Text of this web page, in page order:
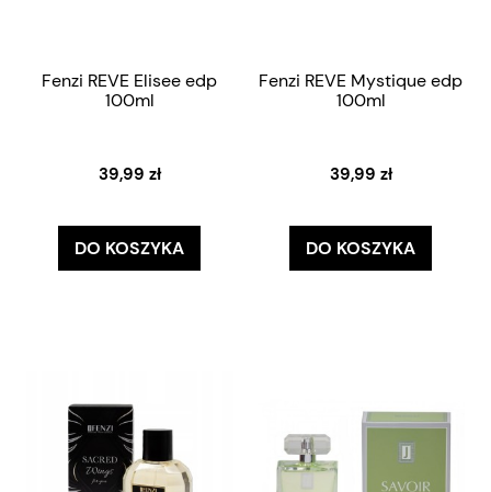
Fenzi REVE Elisee edp
100ml
39,99 zł
DO KOSZYKA
Fenzi REVE Mystique edp
100ml
39,99 zł
DO KOSZYKA